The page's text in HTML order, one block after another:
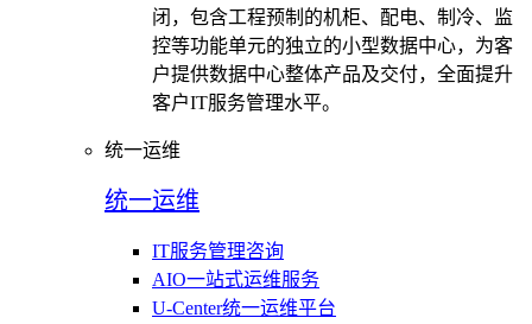
闭，包含工程预制的机柜、配电、制冷、监
控等功能单元的独立的小型数据中心，为客
户提供数据中心整体产品及交付，全面提升
客户IT服务管理水平。
统一运维
统一运维
IT服务管理咨询
AIO一站式运维服务
U-Center统一运维平台